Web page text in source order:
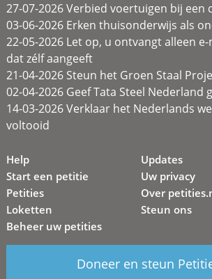
27-07-2026 Verbied voertuigen bij een
03-06-2026 Erken thuisonderwijs als
22-05-2026 Let op, u ontvangt alleen
dat zélf aangeeft
21-04-2026 Steun het Groen Staal
02-04-2026 Geef Tata Steel Nederland
14-03-2026 Verklaar het Nederlands
voltooid
Help
Start een petitie
Petities
Loketten
Beheer uw petities
Updates
Uw privacy
Over
Steun ons
Doneer en steun